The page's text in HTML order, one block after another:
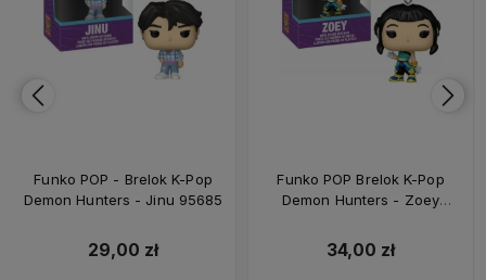
Funko POP - Brelok K-Pop
Demon Hunters - Jinu 95685
29,00 zł
Funko POP Brelok K-Pop
Demon Hunters - Zoey
34,00 zł